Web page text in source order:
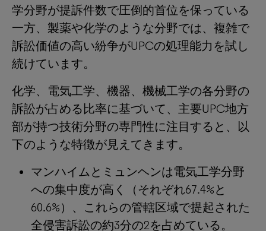
学分野が提訴件数で圧倒的首位を保っている
一方、製薬や化学のような分野では、複雑で
訴訟価値の高い紛争がUPCの処理能力を試し
続けています。
化学、電気工学、機器、機械工学の各分野の
訴訟が占める比率に基づいて、主要UPC地方
部が持つ技術分野の専門性に注目すると、以
下のような特徴が見えてきます。
マンハイムとミュンヘンは電気工学分野
への集中度が高く（それぞれ67.4%と
60.6%）、これらの管轄区域で提起された
全侵害訴訟の約3分の2を占めている。